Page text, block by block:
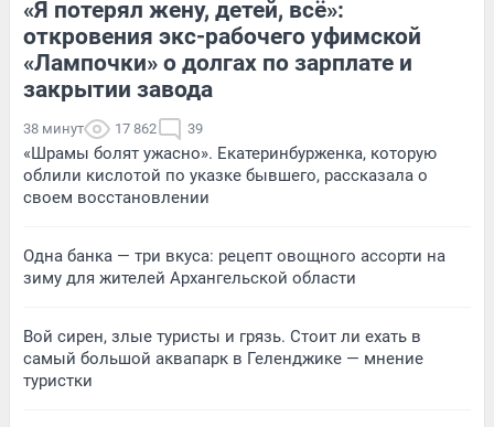
«Я потерял жену, детей, всё»:
откровения экс-рабочего уфимской
«Лампочки» о долгах по зарплате и
закрытии завода
38 минут 17 862 39
«Шрамы болят ужасно». Екатеринбурженка, которую
облили кислотой по указке бывшего, рассказала о
своем восстановлении
Одна банка — три вкуса: рецепт овощного ассорти на
зиму для жителей Архангельской области
Вой сирен, злые туристы и грязь. Стоит ли ехать в
самый большой аквапарк в Геленджике — мнение
туристки